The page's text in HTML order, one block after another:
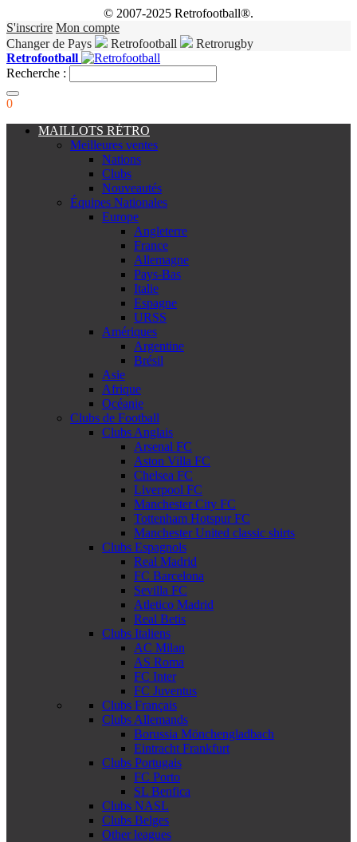
© 2007-2025 Retrofootball®.
S'inscrire Mon compte
Changer de Pays
Retrofootball
Retrorugby
Retrofootball
Recherche :
0
MAILLOTS RÉTRO
Meilleures ventes
Nations
Clubs
Nouveautés
Équipes Nationales
Europe
Angleterre
France
Allemagne
Pays-Bas
Italie
Espagne
URSS
Amériques
Argentine
Brésil
Asie
Afrique
Océanie
Clubs de Football
Clubs Anglais
Arsenal FC
Aston Villa FC
Chelsea FC
Liverpool FC
Manchester City FC
Tottenham Hotspur FC
Manchester United classic shirts
Clubs Espagnols
Real Madrid
FC Barcelona
Sevilla FC
Atletico Madrid
Real Betis
Clubs Italiens
AC Milan
AS Roma
FC Inter
FC Juventus
Clubs Français
Clubs Allemands
Borussia Mönchengladbach
Eintracht Frankfurt
Clubs Portugais
FC Porto
SL Benfica
Clubs NASL
Clubs Belges
Other leagues